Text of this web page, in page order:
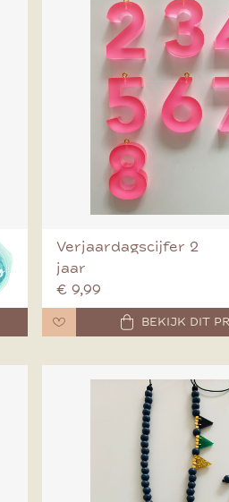
Verjaardagscijfer 2
jaar
€ 9,99
BEKIJK DIT